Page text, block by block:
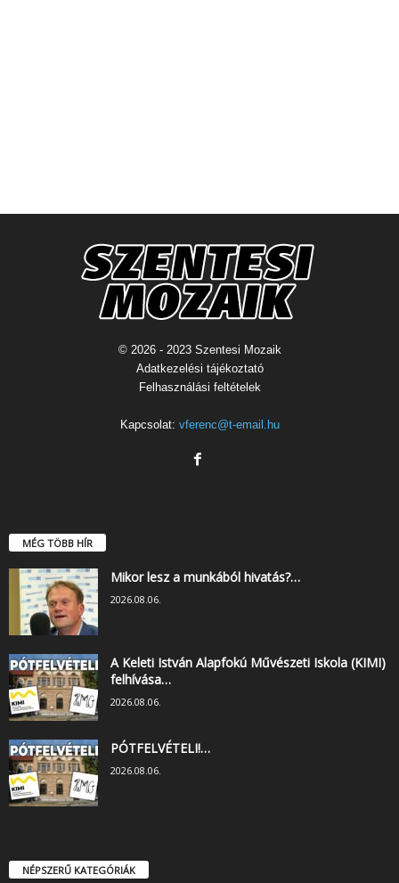
© 2026 - 2023 Szentesi Mozaik
Adatkezelési tájékoztató
Felhasználási feltételek
Kapcsolat: vferenc@t-email.hu
MÉG TÖBB HÍR
Mikor lesz a munkából hivatás?…
2026.08.06.
A Keleti István Alapfokú Művészeti Iskola (KIMI)
felhívása…
2026.08.06.
PÓTFELVÉTELI!…
2026.08.06.
NÉPSZERŰ KATEGÓRIÁK